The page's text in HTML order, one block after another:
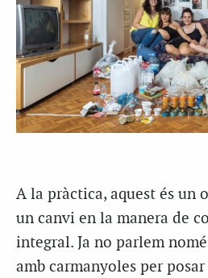
A la pràctica, aquest és un
un canvi en la manera de
integral. Ja no parlem
amb carmanyoles per